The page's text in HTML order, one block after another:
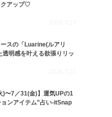
クアップ♡
2026.7.23
スの「Luarine(ルアリ
透明感を叶える欲張りリッ
2026.7.22
)〜7／31(金)】運気UPの1
ンアイテム”占い-itSnap